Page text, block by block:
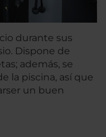
durante sus
Dispone de
además, se
la piscina, así que
un buen